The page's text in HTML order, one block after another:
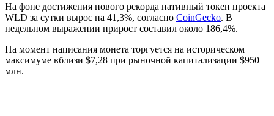
На фоне достижения нового рекорда нативный токен проекта
WLD за сутки вырос на 41,3%, согласно CoinGecko. В
недельном выражении прирост составил около 186,4%.
На момент написания монета торгуется на историческом
максимуме вблизи $7,28 при рыночной капитализации $950
млн.